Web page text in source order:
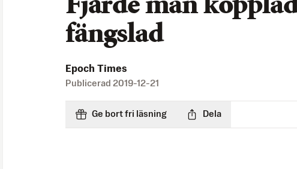
Fjärde man
fängslad
Epoch Times
Publicerad 2019-12-21
Ge bort fri läsning Dela